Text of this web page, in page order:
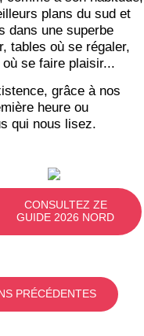
plans du sud et
dans une superbe
tables où se régaler,
se faire plaisir...
grâce à nos
heure ou
qui nous lisez.
CONSULTEZ ZE
GUIDE 2026 NORD
PRÉCÉDENTES